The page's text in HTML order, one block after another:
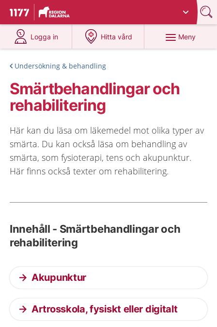
Till startsidan för 1177
Du har valt region
Logga in
på 1177.se
Hitta vård
på 1177.se
Meny
Undersökning & behandling
Smärtbehandlingar och
rehabilitering
Här kan du läsa om läkemedel mot olika typer av
smärta. Du kan också läsa om behandling av
smärta, som fysioterapi, tens och akupunktur.
Här finns också texter om rehabilitering.
Innehåll - Smärtbehandlingar och
rehabilitering
Akupunktur
Artrosskola, fysiskt eller digitalt